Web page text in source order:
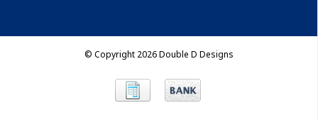
© Copyright 2026 Double D Designs